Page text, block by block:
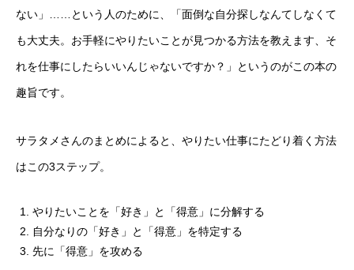
ない」……という人のために、「面倒な自分探しなんてしなくて
も大丈夫。お手軽にやりたいことが見つかる方法を教えます、そ
れを仕事にしたらいいんじゃないですか？」というのがこの本の
趣旨です。
サラタメさんのまとめによると、やりたい仕事にたどり着く方法
はこの3ステップ。
やりたいことを「好き」と「得意」に分解する
自分なりの「好き」と「得意」を特定する
先に「得意」を攻める